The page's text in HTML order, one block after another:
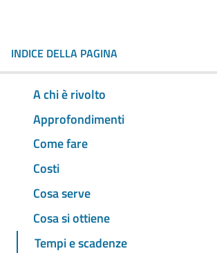
INDICE DELLA PAGINA
A chi è rivolto
Approfondimenti
Come fare
Costi
Cosa serve
Cosa si ottiene
Tempi e scadenze